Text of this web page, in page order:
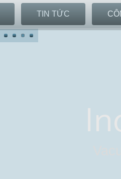
TIN TỨC